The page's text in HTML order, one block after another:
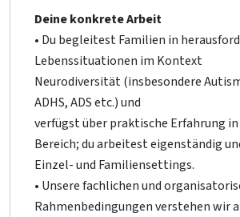
Deine konkrete Arbeit
• Du begleitest Familien in
Lebenssituationen im Kontext
Neurodiversität (insbesondere
ADHS, ADS etc.) und
verfügst über praktische Erfahrung in
Bereich; du arbeitest eigenständig
Einzel- und Familiensettings.
• Unsere fachlichen und
Rahmenbedingungen verstehen wir